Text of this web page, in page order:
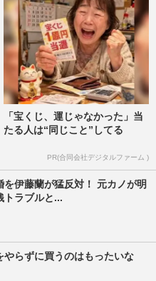
「宝くじ、運じゃなかった」当
たる人は“同じこと”してる
PR(合同会社デジタルファーム )
を伊藤蘭が猛反対！ 元カノが明
トラブルと...
やらずに買うのはもったいな